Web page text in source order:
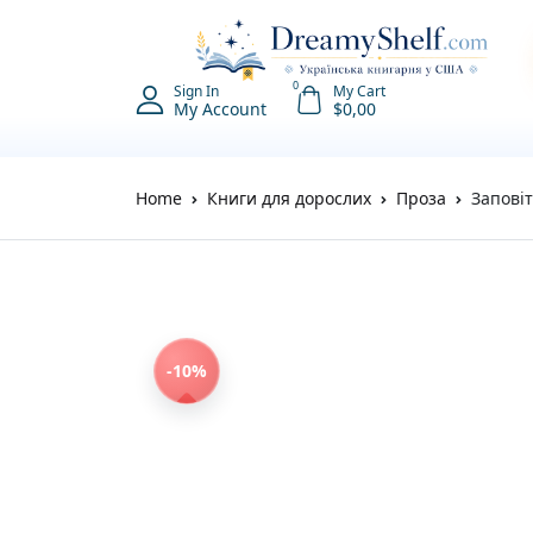
Sign In
My Account
0 My Cart
$0,00
Home Книги для дорослих Проза
-10%